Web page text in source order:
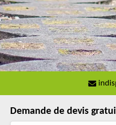
Demande de devis